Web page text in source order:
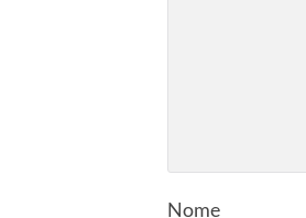
Nome